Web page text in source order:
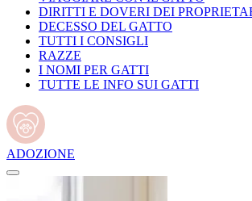
DIRITTI E DOVERI DEI
DECESSO DEL GATTO
TUTTI I CONSIGLI
RAZZE
I NOMI PER GATTI
TUTTE LE INFO SUI GATTI
ADOZIONE